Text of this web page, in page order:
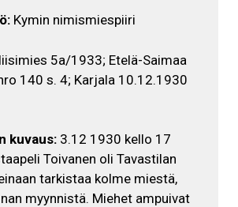
Kymin nimismiespiiri
5a/1933; Etelä-Saimaa
140 s. 4; Karjala 10.12.1930
kuvaus: 3.12 1930 kello 17
Toivanen oli Tavastilan
tarkistaa kolme miestä,
myynnistä. Miehet ampuivat